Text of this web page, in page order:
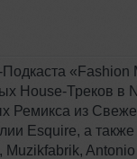
«Fashion
House-Треков в
Ремикса из
Esquire, а